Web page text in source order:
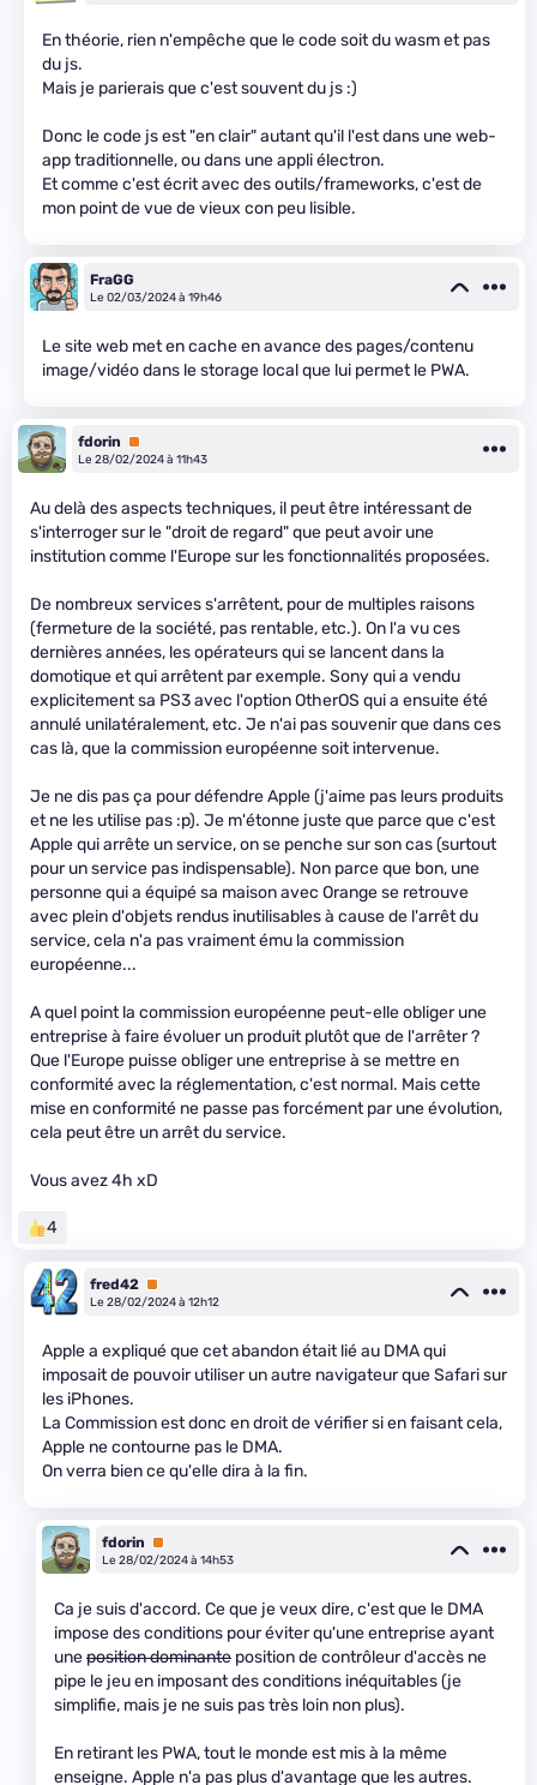
En théorie, rien n'empêche que le code soit du wasm et pas
du js.
Mais je parierais que c'est souvent du js :)
Donc le code js est "en clair" autant qu'il l'est dans une web-
app traditionnelle, ou dans une appli électron.
Et comme c'est écrit avec des outils/frameworks, c'est de
mon point de vue de vieux con peu lisible.
FraGG
Le 02/03/2024 à 19h46
Le site web met en cache en avance des pages/contenu
image/vidéo dans le storage local que lui permet le PWA.
fdorin
Premium
Le 28/02/2024 à 11h43
Au delà des aspects techniques, il peut être intéressant de
s'interroger sur le "droit de regard" que peut avoir une
institution comme l'Europe sur les fonctionnalités proposées.
De nombreux services s'arrêtent, pour de multiples raisons
(fermeture de la société, pas rentable, etc.). On l'a vu ces
dernières années, les opérateurs qui se lancent dans la
domotique et qui arrêtent par exemple. Sony qui a vendu
explicitement sa PS3 avec l'option OtherOS qui a ensuite été
annulé unilatéralement, etc. Je n'ai pas souvenir que dans ces
cas là, que la commission européenne soit intervenue.
Je ne dis pas ça pour défendre Apple (j'aime pas leurs produits
et ne les utilise pas :p). Je m'étonne juste que parce que c'est
Apple qui arrête un service, on se penche sur son cas (surtout
pour un service pas indispensable). Non parce que bon, une
personne qui a équipé sa maison avec Orange se retrouve
avec plein d'objets rendus inutilisables à cause de l'arrêt du
service, cela n'a pas vraiment ému la commission
européenne...
A quel point la commission européenne peut-elle obliger une
entreprise à faire évoluer un produit plutôt que de l'arrêter ?
Que l'Europe puisse obliger une entreprise à se mettre en
conformité avec la réglementation, c'est normal. Mais cette
mise en conformité ne passe pas forcément par une évolution,
cela peut être un arrêt du service.
Vous avez 4h xD
4
fred42 Premium
Le 28/02/2024 à 12h12
Apple a expliqué que cet abandon était lié au DMA qui
imposait de pouvoir utiliser un autre navigateur que Safari sur
les iPhones.
La Commission est donc en droit de vérifier si en faisant cela,
Apple ne contourne pas le DMA.
On verra bien ce qu'elle dira à la fin.
fdorin
Premium
Le 28/02/2024 à 14h53
Ca je suis d'accord. Ce que je veux dire, c'est que le DMA
impose des conditions pour éviter qu'une entreprise ayant
uneposition dominante position de contrôleur d'accès ne
pipe le jeu en imposant des conditions inéquitables (je
simplifie, mais je ne suis pas très loin non plus).
En retirant les PWA, tout le monde est mis à la même
enseigne. Apple n'a pas plus d'avantage que les autres.